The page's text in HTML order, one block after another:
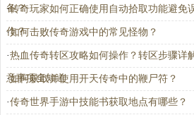
备？
·传奇玩家如何正确使用自动拾取功能避免
作？
·如何击败传奇游戏中的常见怪物？
·热血传奇转区攻略如何操作？转区步骤详
意事项全知道
·如何获取并使用开天传奇中的鞭尸符？
·传奇世界手游中技能书获取地点有哪些？